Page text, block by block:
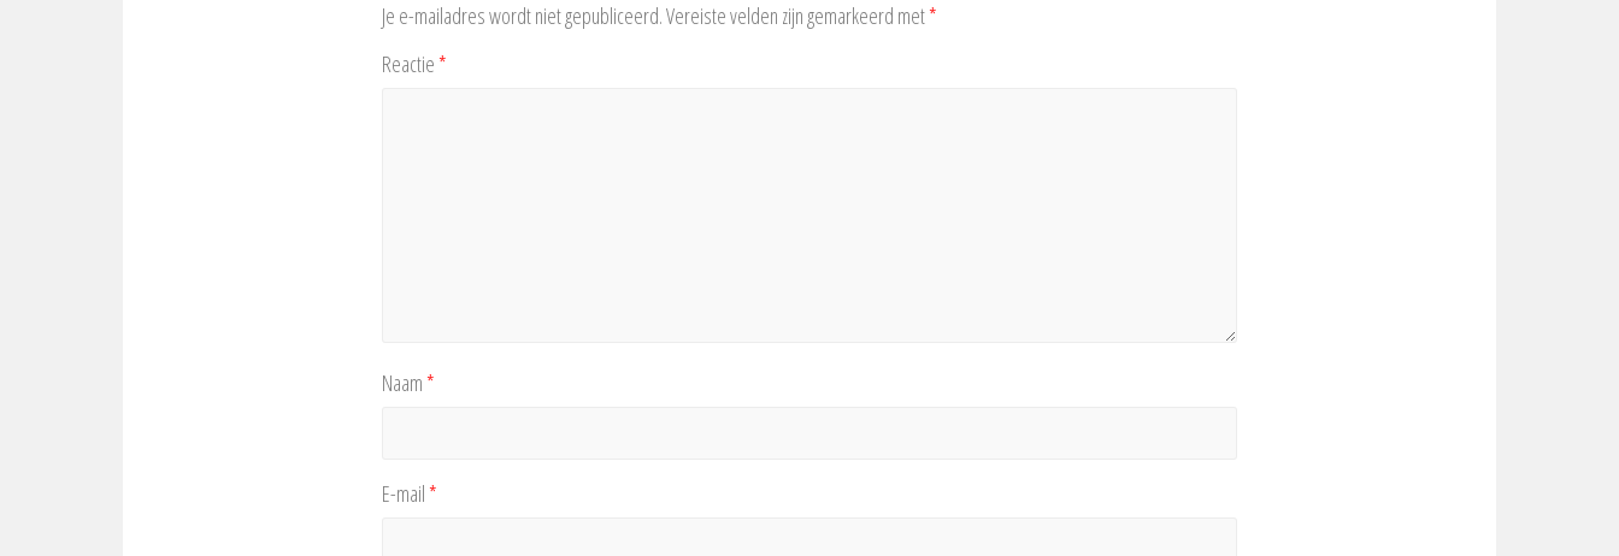
Je e-mailadres wordt niet gepubliceerd.Vereiste velden zijn gemarkeerd met*
Reactie*
Naam*
E-mail*